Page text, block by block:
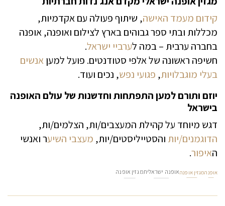
קידום מעמד האישה, שיתוף פעולה עם אקדמיות,
מכללות ובתי ספר גבוהים בארץ לצילום ואופנה, אופנה
בחברה ערבית – במה לערביי ישראל.
חשיפה ראשונה של אלפי סטודנטים. פועל למעןאנשים
בעלי מוגבלויות, פגועי נפש, נכים ועוד.
יוזם ותורם למען התפתחות וחדשנות של עולם האופנה
בישראל
דגש מיוחד על קהילת המעצבים/ות, הצלמים/ות,
הדוגמנים/יות והסטייליסטים/יות, מעצבי השיער ואנשי
האיפור.
אופנהמגזין אופנהאופנה ישראליתמגזין אופנה